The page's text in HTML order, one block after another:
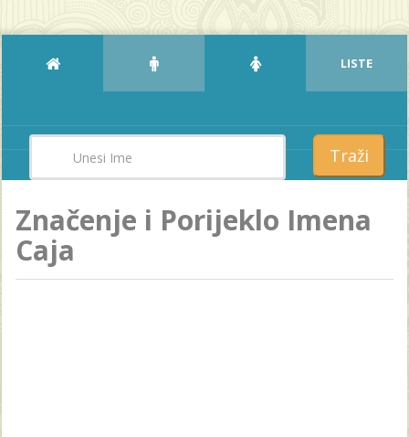
LISTE
Traži
Značenje i Porijeklo Imena
Caja